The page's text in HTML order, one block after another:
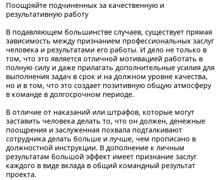
Поощряйте подчиненных за качественную и
результативную работу
В подавляющем большинстве случаев, существует прямая
зависимость между признанием профессиональных заслуг
человека и результатами его работы. И дело не только в
том, что это является отличной мотивацией работать в
полную силу и даже прилагать дополнительные усилия для
выполнения задач в срок и на должном уровне качества,
но и в том, что это создает позитивную общую атмосферу
в команде в долгосрочном периоде.
В отличие от наказаний или штрафов, которые могут
заставить человека делать то, что он должен, денежные
поощрения и заслуженная похвала подталкивают
сотрудника делать больше и лучше, чем прописано в
должностной инструкции. В дополнение к личным
результатам большой эффект имеет признание заслуг
каждого в виде вклада в общий командный результат
проекта.